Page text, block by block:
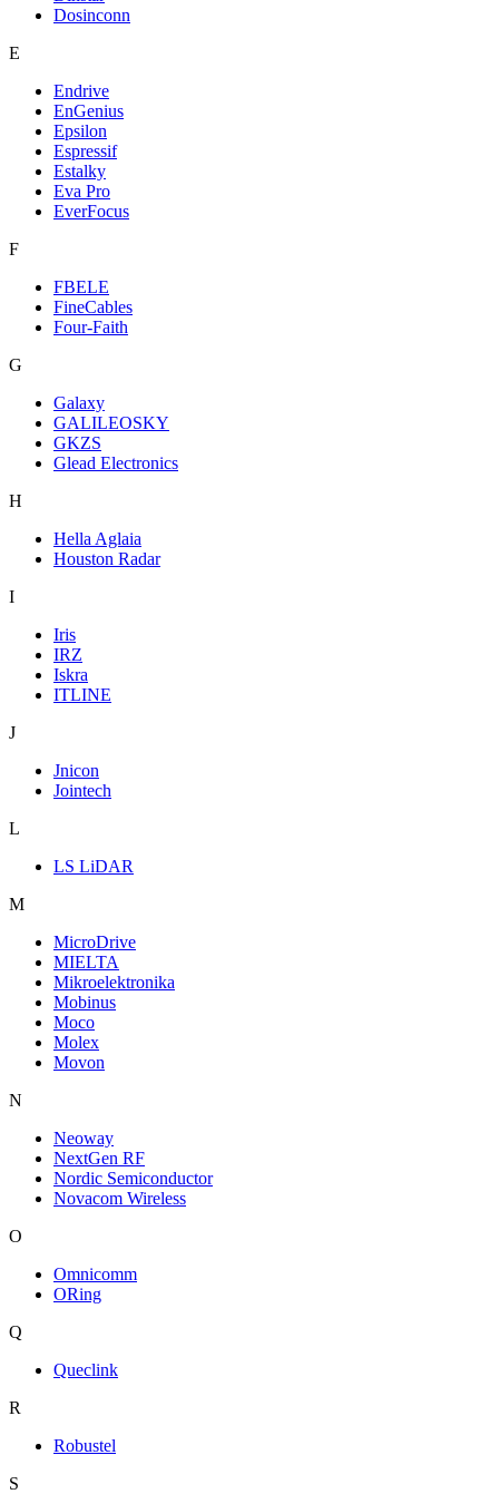
Dosinconn
E
Endrive
EnGenius
Epsilon
Espressif
Estalky
Eva Pro
EverFocus
F
FBELE
FineCables
Four-Faith
G
Galaxy
GALILEOSKY
GKZS
Glead Electronics
H
Hella Aglaia
Houston Radar
I
Iris
IRZ
Iskra
ITLINE
J
Jnicon
Jointech
L
LS LiDAR
M
MicroDrive
MIELTA
Mikroelektronika
Mobinus
Moco
Molex
Movon
N
Neoway
NextGen RF
Nordic Semiconductor
Novacom Wireless
O
Omnicomm
ORing
Q
Queclink
R
Robustel
S